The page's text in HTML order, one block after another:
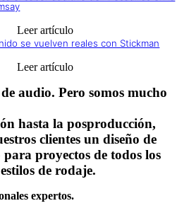
Leer artículo
se vuelven reales con Stickman
Leer artículo
audio. Pero somos mucho
hasta la posproducción,
clientes un diseño de
proyectos de todos los
de rodaje.
expertos.